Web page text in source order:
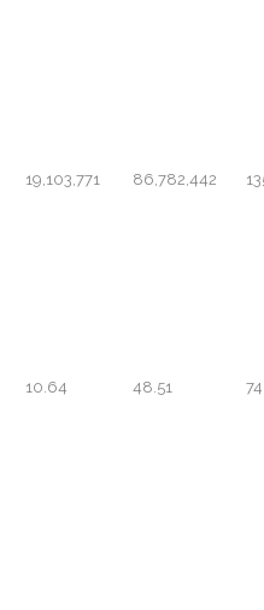
19,103,771 86,782,442
10.64 48.51